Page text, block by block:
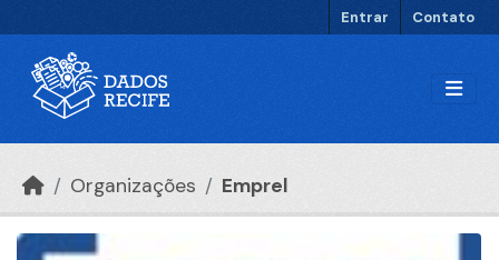
Entrar Contato
Organizações Emprel